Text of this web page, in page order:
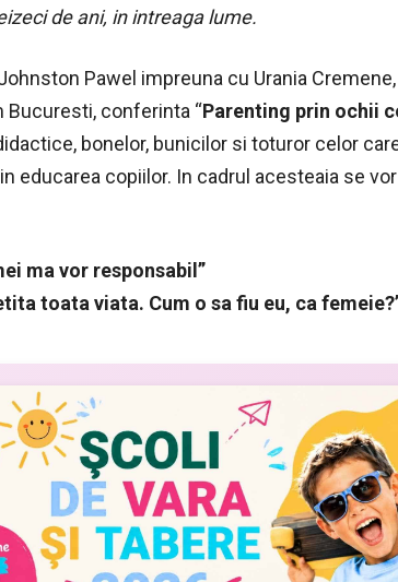
de ani, in intreaga lume.
Pawel impreuna cu Urania
Bucuresti, conferinta “Parenting prin ochii
bonelor, bunicilor si toturor celor
educarea copiilor. In cadrul acesteaia se
ma vor responsabil”
toata viata. Cum o sa fiu eu, ca